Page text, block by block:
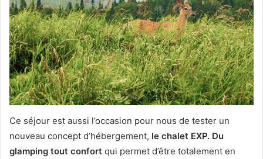
Ce séjour est aussi l’occasion pour nous de tester un
nouveau concept d’hébergement, le chalet EXP. Du
glamping tout confort qui permet d’être totalement en